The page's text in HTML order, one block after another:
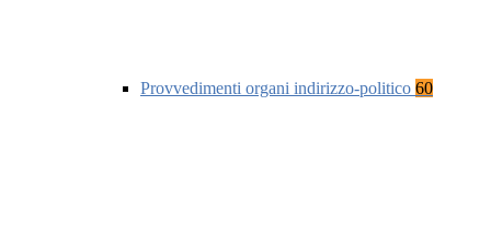
Provvedimenti organi indirizzo-politico 60